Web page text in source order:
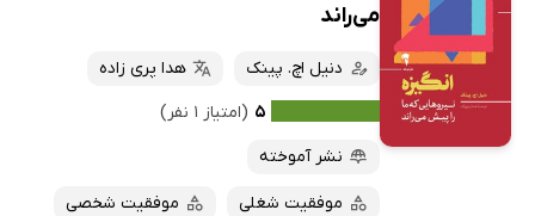
می‌راند
دنیل اچ. پینک
هدا پری زاده
۵ (امتیاز ۱ نفر)
نشر آموخته
موفقیت شغلی موفقیت شخصی